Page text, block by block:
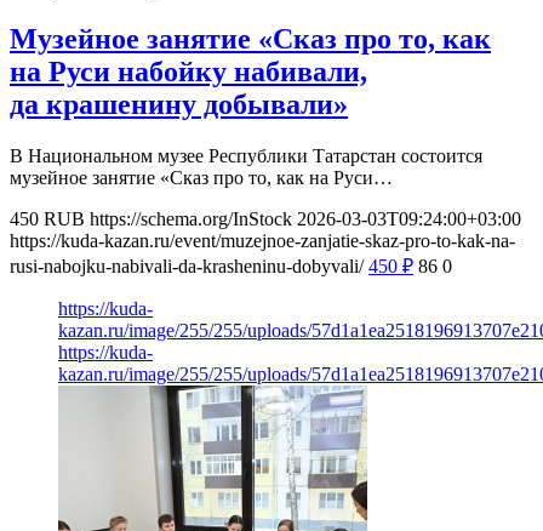
Музейное занятие «Сказ про то, как
на Руси набойку набивали,
да крашенину добывали»
В Национальном музее Республики Татарстан состоится
музейное занятие «Сказ про то, как на Руси…
450 RUB https://schema.org/InStock 2026-03-03T09:24:00+03:00
https://kuda-kazan.ru/event/muzejnoe-zanjatie-skaz-pro-to-kak-na-
rusi-nabojku-nabivali-da-krasheninu-dobyvali/ 450 ₽ 86 0
https://kuda-
kazan.ru/image/255/255/uploads/
https://kuda-
kazan.ru/image/255/255/uploads/